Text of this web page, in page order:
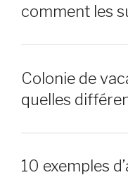
comment les
Colonie de
quelles
10 exemples